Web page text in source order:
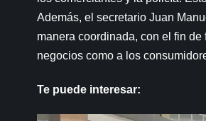
Además, el secretario Juan
manera coordinada, con el fin
negocios como a los
Te puede interesar: